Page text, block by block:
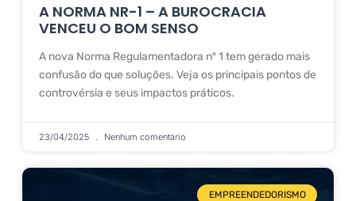
A NORMA NR-1 – A BUROCRACIA
VENCEU O BOM SENSO
A nova Norma Regulamentadora nº 1 tem gerado mais
confusão do que soluções. Veja os principais pontos de
controvérsia e seus impactos práticos.
23/04/2025 Nenhum comentário
EMPREENDEDORISMO